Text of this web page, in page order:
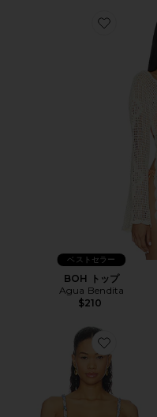
Favorite
ベストセラー
BOH トップ
Agua Bendita
$210
Favorite